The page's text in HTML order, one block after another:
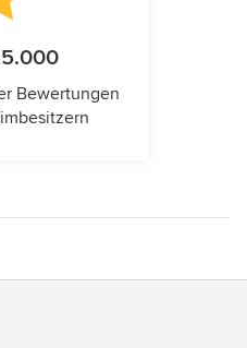
Bewertungen